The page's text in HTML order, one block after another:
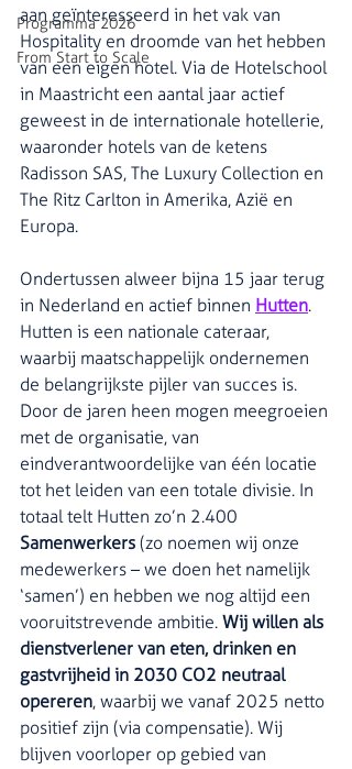
Programma 2026
From Start to Scale
aan geïnteresseerd in het vak van
Hospitality en droomde van het hebben
van een eigen hotel. Via de Hotelschool
in Maastricht een aantal jaar actief
geweest in de internationale hotellerie,
waaronder hotels van de ketens
Radisson SAS, The Luxury Collection en
The Ritz Carlton in Amerika, Azië en
Europa.
Ondertussen alweer bijna 15 jaar terug
in Nederland en actief binnen Hutten.
Hutten is een nationale cateraar,
waarbij maatschappelijk ondernemen
de belangrijkste pijler van succes is.
Door de jaren heen mogen meegroeien
met de organisatie, van
eindverantwoordelijke van één locatie
tot het leiden van een totale divisie. In
totaal telt Hutten zo’n 2.400
Samenwerkers (zo noemen wij onze
medewerkers – we doen het namelijk
‘samen’) en hebben we nog altijd een
vooruitstrevende ambitie. Wij willen als
dienstverlener van eten, drinken en
gastvrijheid in 2030 CO2 neutraal
opereren, waarbij we vanaf 2025 netto
positief zijn (via compensatie). Wij
blijven voorloper op gebied van